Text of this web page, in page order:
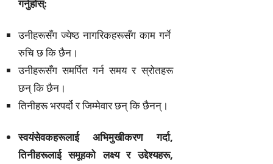
गर्नुहोस्:
उनीहरूसँग ज्येष्ठ नागरिकहरूसँग काम गर्ने
रुचि छ कि छैन।
उनीहरूसँग समर्पित गर्न समय र स्रोतहरू
छन् कि छैन।
तिनीहरू भरपर्दो र जिम्मेवार छन् कि छैनन्।
स्वयंसेवकहरूलाई अभिमुखीकरण गर्दा,
तिनीहरूलाई समूहको लक्ष्य र उद्देश्यहरू,